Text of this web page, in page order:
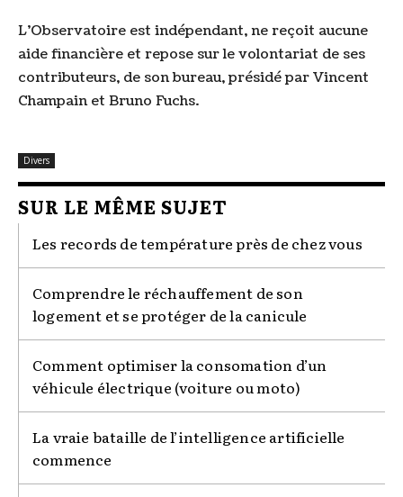
L'Observatoire est indépendant, ne reçoit aucune
aide financière et repose sur le volontariat de ses
contributeurs, de son bureau, présidé par Vincent
Champain et Bruno Fuchs.
Divers
SUR LE MÊME SUJET
Les records de température près de chez vous
Comprendre le réchauffement de son
logement et se protéger de la canicule
Comment optimiser la consomation d’un
véhicule électrique (voiture ou moto)
La vraie bataille de l’intelligence artificielle
commence